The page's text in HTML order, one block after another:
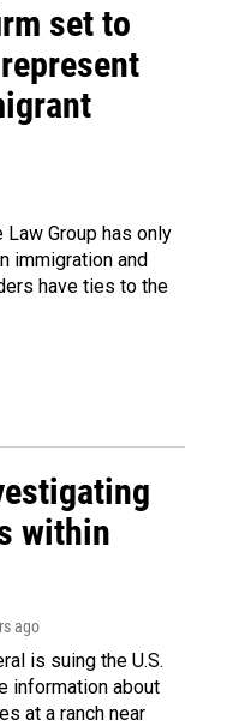
set to
Group has only
immigration and
have ties to the
within
ago
is suing the U.S.
information about
at a ranch near